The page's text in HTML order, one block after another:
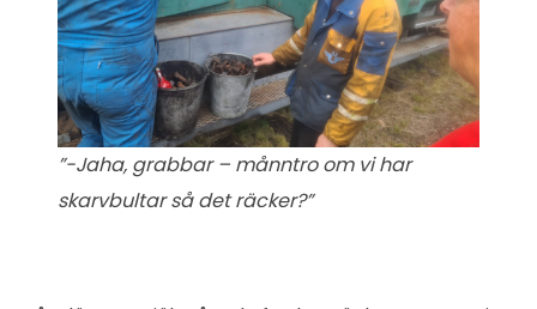
”-Jaha, grabbar – månntro om vi har
skarvbultar så det räcker?”